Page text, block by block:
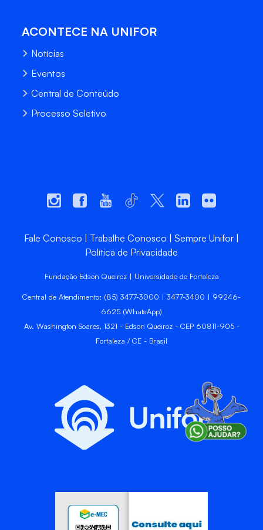
ACONTECE NA UNIFOR
Notícias
Eventos
Central de Conteúdo
Processo Seletivo
Fale Conosco Trabalhe Conosco
Sempre Unifor
Política de Privacidade
Fundação Edson Queiroz | Universidade de Fortaleza
Central de Atendimento: (85) 3477-3000 | 3477-3400 | 99246-
6625 (WhatsApp)
Av. Washington Soares, 1321 - Edson Queiroz - CEP 60811-905 -
Fortaleza / CE - Brasil